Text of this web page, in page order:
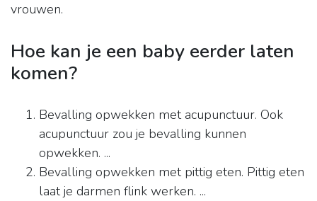
vrouwen.
Hoe kan je een baby eerder laten
komen?
Bevalling opwekken met acupunctuur. Ook
acupunctuur zou je bevalling kunnen
opwekken. ...
Bevalling opwekken met pittig eten. Pittig eten
laat je darmen flink werken. ...